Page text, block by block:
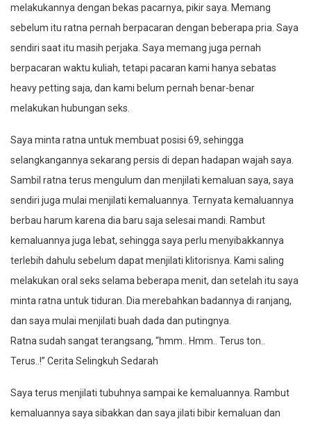
melakukannya dengan bekas pacarnya, pikir saya. Memang
sebelum itu ratna pernah berpacaran dengan beberapa pria. Saya
sendiri saat itu masih perjaka. Saya memang juga pernah
berpacaran waktu kuliah, tetapi pacaran kami hanya sebatas
heavy petting saja, dan kami belum pernah benar-benar
melakukan hubungan seks.
Saya minta ratna untuk membuat posisi 69, sehingga
selangkangannya sekarang persis di depan hadapan wajah saya.
Sambil ratna terus mengulum dan menjilati kemaluan saya, saya
sendiri juga mulai menjilati kemaluannya. Ternyata kemaluannya
berbau harum karena dia baru saja selesai mandi. Rambut
kemaluannya juga lebat, sehingga saya perlu menyibakkannya
terlebih dahulu sebelum dapat menjilati klitorisnya. Kami saling
melakukan oral seks selama beberapa menit, dan setelah itu saya
minta ratna untuk tiduran. Dia merebahkan badannya di ranjang,
dan saya mulai menjilati buah dada dan putingnya.
Ratna sudah sangat terangsang, “hmm.. Hmm.. Terus ton..
Terus..!” Cerita Selingkuh Sedarah
Saya terus menjilati tubuhnya sampai ke kemaluannya. Rambut
kemaluannya saya sibakkan dan saya jilati bibir kemaluan dan